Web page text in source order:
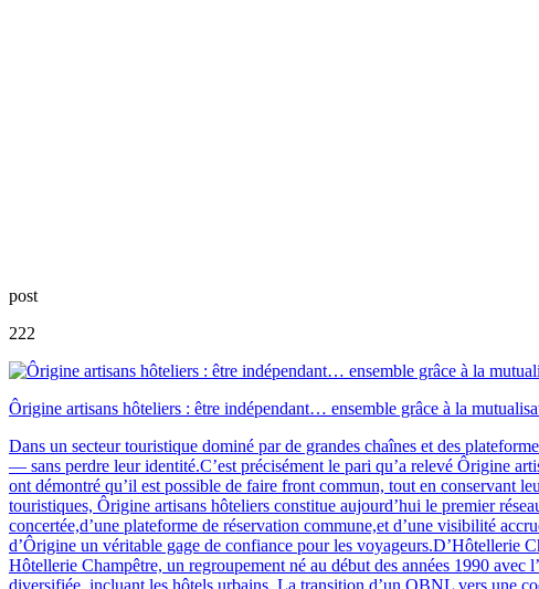
post
222
Ôrigine artisans hôteliers : être indépendant… ensemble grâce à la
Dans un secteur touristique dominé par de grandes chaînes et des
— sans perdre leur identité.C’est précisément le pari qu’a relevé Ôrigine
ont démontré qu’il est possible de faire front commun, tout en conservant
touristiques, Ôrigine artisans hôteliers constitue aujourd’hui le premier
concertée,d’une plateforme de réservation commune,et d’une visibilité
d’Ôrigine un véritable gage de confiance pour les voyageurs.D’Hôtellerie
Hôtellerie Champêtre, un regroupement né au début des années 1990
diversifiée, incluant les hôtels urbains. La transition d’un OBNL vers une